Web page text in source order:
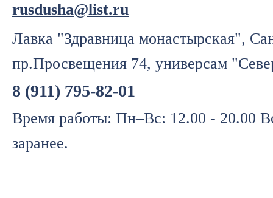
rusdusha@list.ru
Лавка "Здравница монастырская",
пр.Просвещения 74, универсам
8 (911) 795-82-01
Время работы: Пн–Вс: 12.00 - 20.00
заранее.